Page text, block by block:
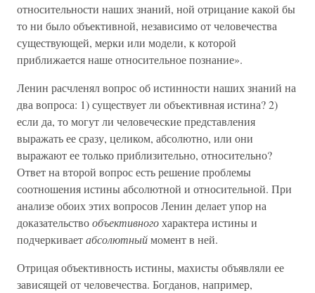
относительности наших знаний, ной отрицание какой бы
то ни было объективной, независимо от человечества
существующей, мерки или модели, к которой
приближается наше относительное познание».
Ленин расчленял вопрос об истинности наших знаний на
два вопроса: 1) существует ли объективная истина? 2)
если да, то могут ли человеческие представления
выражать ее сразу, целиком, абсолютно, или они
выражают ее только приблизительно, относительно?
Ответ на второй вопрос есть решение проблемы
соотношения истины абсолютной и относительной. При
анализе обоих этих вопросов Ленин делает упор на
доказательствообъективногохарактера истины и
подчеркиваетабсолютныймомент в ней.
Отрицая объективность истины, махисты объявляли ее
зависящей от человечества. Богданов, например,